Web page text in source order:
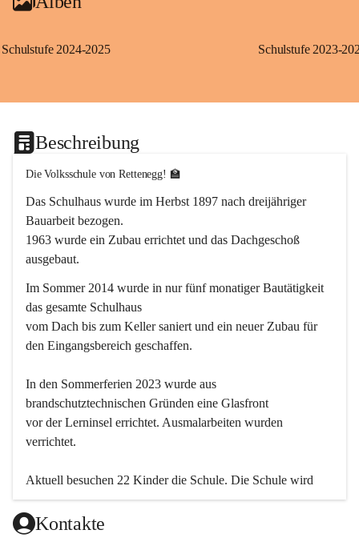
Schulstufe 2024-2025 Schulstufe 2023-
Beschreibung
Die Volksschule von Rettenegg! 🏫
Das Schulhaus wurde im Herbst 1897 nach dreijähriger
Bauarbeit bezogen.
1963 wurde ein Zubau errichtet und das Dachgeschoß
ausgebaut.
Im Sommer 2014 wurde in nur fünf monatiger Bautätigkeit
das gesamte Schulhaus
vom Dach bis zum Keller saniert und ein neuer Zubau für
den Eingangsbereich geschaffen.
In den Sommerferien 2023 wurde aus
brandschutztechnischen Gründen eine Glasfront
vor der Lerninsel errichtet. Ausmalarbeiten wurden
verrichtet.
Aktuell besuchen 22 Kinder die Schule. Die Schule wird
einklassig geführt.
Kontakte